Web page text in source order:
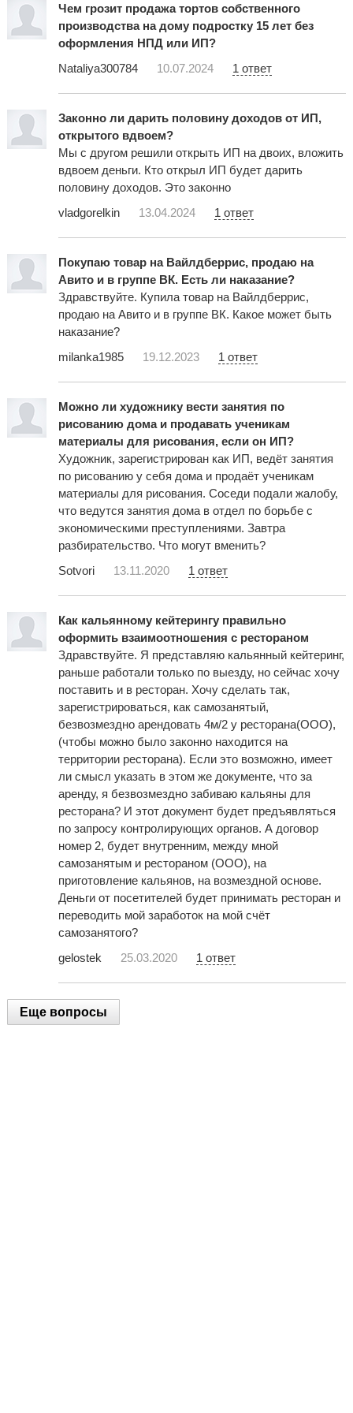
Чем грозит продажа тортов собственного
производства на дому подростку 15 лет без
оформления НПД или ИП?
Nataliya300784
10.07.2024 1 ответ
Законно ли дарить половину доходов от ИП,
открытого вдвоем?
Мы с другом решили открыть ИП на двоих, вложить
вдвоем деньги. Кто открыл ИП будет дарить
половину доходов. Это законно
vladgorelkin
13.04.2024 1 ответ
Покупаю товар на Вайлдберрис, продаю на
Авито и в группе ВК. Есть ли наказание?
Здравствуйте. Купила товар на Вайлдберрис,
продаю на Авито и в группе ВК. Какое может быть
наказание?
milanka1985
19.12.2023 1 ответ
Можно ли художнику вести занятия по
рисованию дома и продавать ученикам
материалы для рисования, если он ИП?
Художник, зарегистрирован как ИП, ведёт занятия
по рисованию у себя дома и продаёт ученикам
материалы для рисования. Соседи подали жалобу,
что ведутся занятия дома в отдел по борьбе с
экономическими преступлениями. Завтра
разбирательство. Что могут вменить?
Sotvori
13.11.2020 1 ответ
Как кальянному кейтерингу правильно
оформить взаимоотношения с рестораном
Здравствуйте. Я представляю кальянный кейтеринг,
раньше работали только по выезду, но сейчас хочу
поставить и в ресторан. Хочу сделать так,
зарегистрироваться, как самозанятый,
безвозмездно арендовать 4м/2 у ресторана(ООО),
(чтобы можно было законно находится на
территории ресторана). Если это возможно, имеет
ли смысл указать в этом же документе, что за
аренду, я безвозмездно забиваю кальяны для
ресторана? И этот документ будет предъявляться
по запросу контролирующих органов. А договор
номер 2, будет внутренним, между мной
самозанятым и рестораном (ООО), на
приготовление кальянов, на возмездной основе.
Деньги от посетителей будет принимать ресторан и
переводить мой заработок на мой счёт
самозанятого?
gelostek
25.03.2020 1 ответ
Еще вопросы